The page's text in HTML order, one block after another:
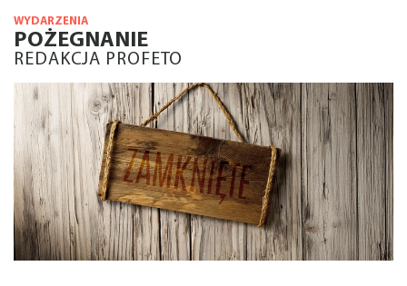
WYDARZENIA
POŻEGNANIE
REDAKCJA PROFETO